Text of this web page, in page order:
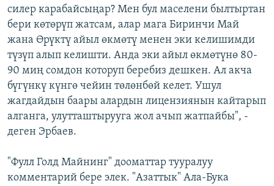
силер карабайсыңар? Мен бул маселени былтыртан
бери көтөрүп жатсам, алар мага Биринчи Май
жана Өрүктү айыл өкмөтү менен эки келишимди
түзүп алып келишти. Анда эки айыл өкмөтүнө 80-
90 миң сомдон которуп беребиз дешкен. Ал акча
бүгүнкү күнгө чейин төлөнбөй келет. Ушул
жагдайдын баары алардын лицензиянын кайтарып
алганга, улутташтырууга жол ачып жатпайбы", -
деген Эрбаев.
"Фулл Голд Майнинг" дооматтар тууралуу
комментарий бере элек. "Азаттык" Ала-Бука